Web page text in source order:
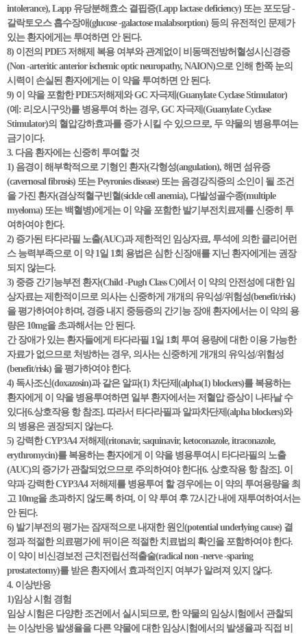
intolerance), Lapp 유당분해효소 결핍증(Lapp lactase deficiency) 또는 포도당 -
갈락토오스 흡수장애(glucose -galactose malabsorption) 등의 유전적인 문제가
있는 환자에게는 투여하면 안 된다.
8) 이전의 PDE5 저해제 복용 여부와 관계없이 비동맥전방허혈성시신경증
(Non -arteritic anterior ischemic optic neuropathy, NAION)으로 인해 한쪽 눈의
시력이 손실된 환자에게는 이 약을 투여하면 안 된다.
9) 이 약을 포함한 PDE5저해제와 GC 자극제(Guanylate Cyclase Stimulator)
(예: 리오시구앗)를 병용투여 하는 경우, GC 자극제(Guanylate Cyclase
Stimulator)의 혈압강하효과를 증가 시킬 수 있으므로, 두 약물의 병용투여는
금기이다.
3. 다음 환자에는 신중히 투여할 것
1) 음경이 해부학적으로 기형인 환자(각형성(angulation), 해면 섬유증
(cavernosal fibrosis) 또는 Peyronies disease) 또는 음경강직증의 소인이 될 조건
을 가진 환자(겸상적혈구빈혈(sickle cell anemia), 다발성골수종(multiple
myeloma) 또는 백혈병)에게는 이 약을 포함한 발기부전치료제를 신중히 투
여하여야 한다.
2) 증가된 타다라필 노출(AUC)과 제한적인 임상자료, 투석에 의한 클리어런
스 능력부족으로 이 약 1일 1회 용법은 심한 신장애를 지닌 환자에게는 권장
되지 않는다.
3) 중증 간기능부전 환자(Child -Pugh Class C)에서 이 약의 안전성에 대한 임
상자료는 제한적이므로 의사는 신중하게 개개의 유익성/위험성(benefit/risk)
을 평가하여야 하며, 경증 내지 중등증의 간기능 장애 환자에서는 이 약의 용
량은 10mg을 초과해서는 안 된다.
간 장애가 있는 환자들에게 타다라필 1일 1회 투여 용량에 대한 이용 가능한
자료가 없으므로 처방하는 경우, 의사는 신중하게 개개의 유익성/위험성
(benefit/risk) 을 평가하여야 한다.
4) 독사조신(doxazosin)과 같은 알파(1) 차단제(alpha(1) blockers)를 복용하는
환자에게 이 약을 병용투여하면 일부 환자에서는 저혈압 증상이 나타날 수
있다[6.상호작용 항 참조]. 따라서 타다라필과 알파차단제(alpha blockers)와
의 병용은 권장되지 않는다.
5) 강력한 CYP3A4 저해제(ritonavir, saquinavir, ketoconazole, itraconazole,
erythromycin)를 복용하는 환자에게 이 약을 병용투여시 타다라필의 노출
(AUC)의 증가가 관찰되었으므로 주의하여야 한다[6. 상호작용 항 참조]. 이
약과 강력한 CYP3A4 저해제를 병용투여 할 경우에는 이 약의 투여용량을 최
고 10mg을 초과하지 않도록 하며, 이 약 투여 후 72시간 내에 재투여하여서는
안 된다.
6) 발기부전의 평가는 잠재적으로 내재한 원인(potential underlying cause) 결
정과 적절한 의료평가에 뒤이은 적절한 치료법의 확인을 포함하여야 한다.
이 약이 비신경보전 근치전립선적출술(radical non -nerve -sparing
prostatectomy)를 받은 환자에서 효과적인지 여부가 알려져 있지 않다.
4. 이상반응
1)임상 시험 경험
임상 시험은 다양한 조건에서 실시되므로, 한 약물의 임상시험에서 관찰되
는 이상반응 발생율을 다른 약물에 대한 임상시험에서의 발생율과 직접 비